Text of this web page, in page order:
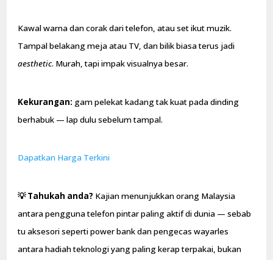
Kawal warna dan corak dari telefon, atau set ikut muzik.
Tampal belakang meja atau TV, dan bilik biasa terus jadi
aesthetic. Murah, tapi impak visualnya besar.
Kekurangan: gam pelekat kadang tak kuat pada dinding
berhabuk — lap dulu sebelum tampal.
Dapatkan Harga Terkini
💡 Tahukah anda? Kajian menunjukkan orang Malaysia
antara pengguna telefon pintar paling aktif di dunia — sebab
tu aksesori seperti power bank dan pengecas wayarles
antara hadiah teknologi yang paling kerap terpakai, bukan